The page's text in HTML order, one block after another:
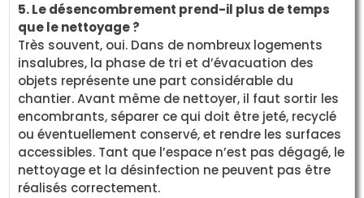
5. Le désencombrement prend-il plus de temps
que le nettoyage ?
Très souvent, oui. Dans de nombreux logements
insalubres, la phase de tri et d’évacuation des
objets représente une part considérable du
chantier. Avant même de nettoyer, il faut sortir les
encombrants, séparer ce qui doit être jeté, recyclé
ou éventuellement conservé, et rendre les surfaces
accessibles. Tant que l’espace n’est pas dégagé, le
nettoyage et la désinfection ne peuvent pas être
réalisés correctement.